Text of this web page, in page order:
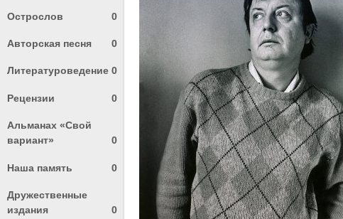
Острослов 0
Авторская песня 0
Литературоведение 0
Рецензии 0
Альманах «Свой
вариант»
0
Наша память 0
Дружественные
издания
0